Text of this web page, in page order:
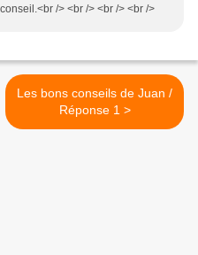
/> <br /> <br /> <br />
Les bons conseils de Juan /
Réponse 1 >